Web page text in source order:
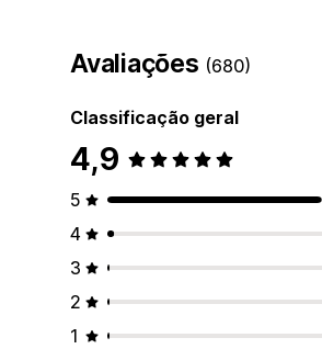
Avaliações (680)
Classificação geral
4,9
5
4
3
2
1